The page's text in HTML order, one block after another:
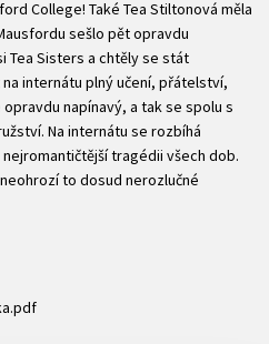
College! Také Tea Stiltonová měla
sešlo pět opravdu
Tea Sisters a chtěly se stát
internátu plný učení, přátelství,
napínavý, a tak se spolu s
Na internátu se rozbíhá
tragédii všech dob.
to dosud nerozlučné